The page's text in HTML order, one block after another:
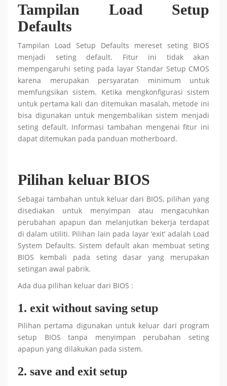
Tampilan Load Setup
Defaults
Tampilan Load Setup Defaults mereset seting BIOS
menjadi seting default. Fitur ini tidak akan
mempengaruhi seting pada layar Standar Setup CMOS
karena merupakan persyaratan minimum untuk
memfungsikan sistem. Ketika mengkonfigurasi sistem
untuk pertama kali dan ditemukan masalah, metode ini
bisa digunakan untuk mengembalikan sistem menjadi
seting default. Informasi tambahan mengenai fitur ini
dapat ditemukan pada panduan motherboard.
Pilihan keluar BIOS
Sebagai tambahan untuk keluar dari BIOS, pilihan yang
disediakan untuk menyimpan atau mengacuhkan
perubahan apapun dan melanjutkan bekerja terdapat
di dalam utiliti. Pilihan lain pada layar ‘exit’ adalah Load
System Defaults. Sistem default akan membuat seting
BIOS kembali pada seting dasar yang merupakan
setingan awal pabrik.
Ada dua pilihan keluar dari BIOS :
1. exit without saving setup
Pilihan pertama digunakan untuk keluar dari program
setup BIOS tanpa menyimpan perubahan seting
apapun yang dilakukan pada sistem.
2. save and exit setup